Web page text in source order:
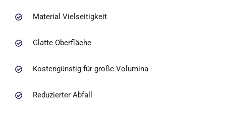
Material Vielseitigkeit
Glatte Oberfläche
Kostengünstig für große Volumina
Reduzierter Abfall